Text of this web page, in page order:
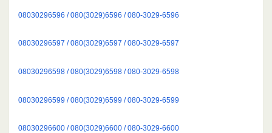
08030296596 / 080(3029)6596 / 080-3029-6596
08030296597 / 080(3029)6597 / 080-3029-6597
08030296598 / 080(3029)6598 / 080-3029-6598
08030296599 / 080(3029)6599 / 080-3029-6599
08030296600 / 080(3029)6600 / 080-3029-6600